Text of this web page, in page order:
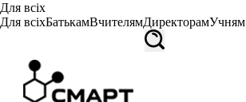
Для всіх
Для всіхБатькамВчителямДиректорамУчням